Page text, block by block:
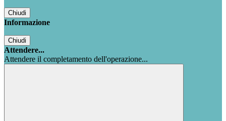
Chiudi
Informazione
Chiudi
Attendere...
Attendere il completamento dell'operazione...